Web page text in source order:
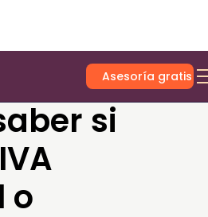
Asesoría gratis
si
o